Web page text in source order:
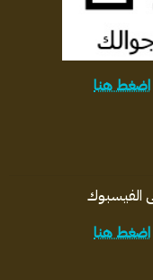
اضغط هنا
اضغط هنا